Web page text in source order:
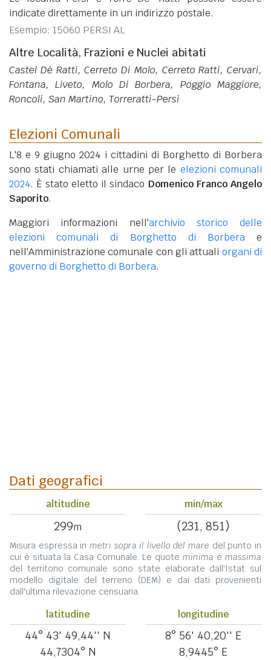
indicate direttamente in un indirizzo postale.
Esempio: 15060 PERSI AL
Altre Località, Frazioni e Nuclei abitati
Castel Dè Ratti, Cerreto Di Molo, Cerreto Ratti, Cervari,
Fontana, Liveto, Molo Di Borbera, Poggio Maggiore,
Roncoli, San Martino, Torreratti-Persi
Elezioni Comunali
L'8 e 9 giugno 2024 i cittadini di Borghetto di Borbera
sono stati chiamati alle urne per le elezioni comunali
2024. È stato eletto il sindaco Domenico Franco Angelo
Saporito.
Maggiori informazioni nell'archivio storico delle
elezioni comunali di Borghetto di Borberae
nell'Amministrazione comunale con gli attuali organi di
governo di Borghetto di Borbera.
Dati geografici
altitudine
299m
min/max
(231, 851)
Misura espressa in metri sopra il livello del mare del punto in
cui è situata la Casa Comunale. Le quote minima e massima
del territorio comunale sono state elaborate dall'Istat sul
modello digitale del terreno (DEM) e dai dati provenienti
dall'ultima rilevazione censuaria.
latitudine
44° 43' 49,44'' N
44,7304° N
longitudine
8° 56' 40,20'' E
8,9445° E